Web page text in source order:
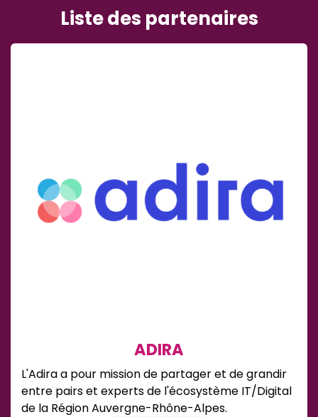
Liste des partenaires
ADIRA
L'Adira a pour mission de partager et de grandir
entre pairs et experts de l'écosystème IT/Digital
de la Région Auvergne-Rhône-Alpes.